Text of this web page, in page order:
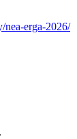
nea-erga-2026/